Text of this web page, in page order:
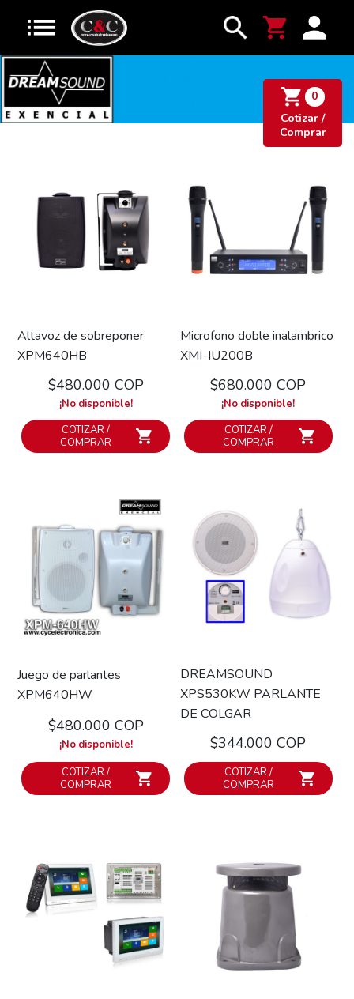
0
Cotizar /
Comprar
Altavoz de sobreponer
XPM640HB
$480.000 COP
¡No disponible!
COTIZAR /
COMPRAR
Microfono doble inalambrico
XMI-IU200B
$680.000 COP
¡No disponible!
COTIZAR /
COMPRAR
Juego de parlantes
XPM640HW
$480.000 COP
¡No disponible!
COTIZAR /
COMPRAR
DREAMSOUND
XPS530KW PARLANTE
DE COLGAR
$344.000 COP
COTIZAR /
COMPRAR